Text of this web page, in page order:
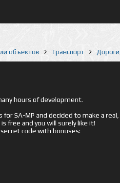
объектов Транспорт
hours of development.
SA-MP and decided to make a
free and you will surely like it!
code with bonuses: